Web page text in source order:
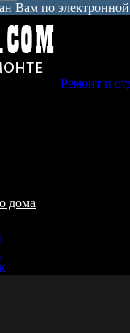
Вам по
Ремонт и
дома